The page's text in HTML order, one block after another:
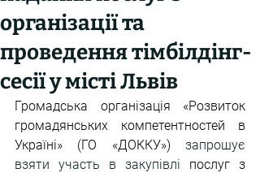
організації та
проведення тімбілдінг-
сесії у місті Львів
Громадська організація «Розвиток
громадянських компетентностей в
Україні» (ГО «ДОККУ») запрошує
взяти участь в закупівлі послуг з